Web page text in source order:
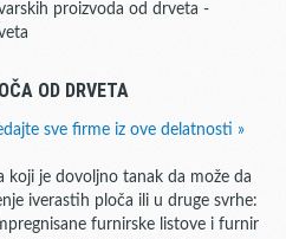
proizvoda od drveta -
OD DRVETA
sve firme iz ove delatnosti »
je dovoljno tanak da može da
iverastih ploča ili u druge svrhe:
furnirske listove i furnir